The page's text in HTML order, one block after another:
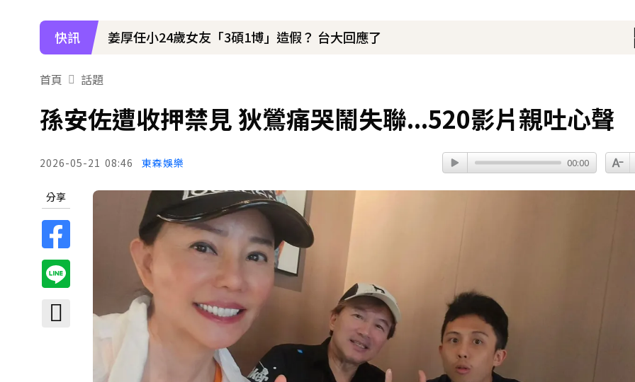
快訊
姜厚任小24歲女友「3碩1博」造假？ 台大回應了
70歲鋼吉他大師湯米德塔莫驟逝 妻淚喊：永遠是我一生摯愛
首頁 話題
孫安佐遭收押禁見 狄鶯痛哭鬧失聯...520影片親吐心聲
2026-05-21 08:46 東森娛樂 00:00
分享